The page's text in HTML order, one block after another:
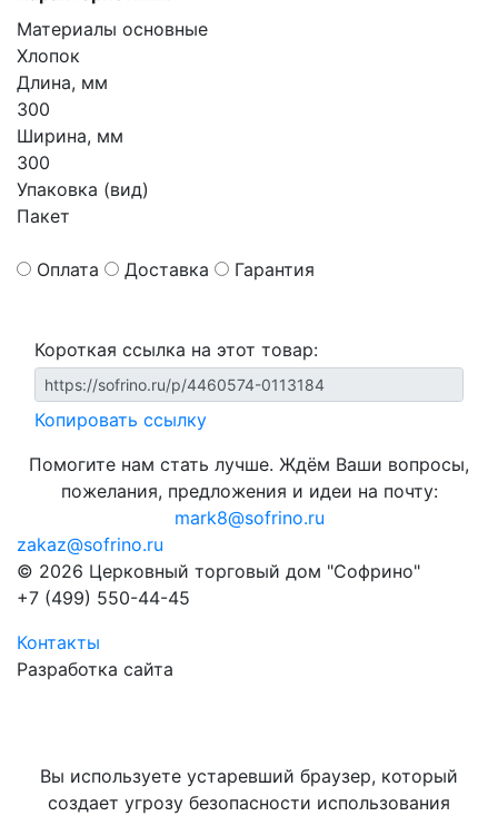
Материалы основные
Хлопок
Длина, мм
300
Ширина, мм
300
Упаковка (вид)
Пакет
Оплата Доставка Гарантия
Короткая ссылка на этот товар:
Копировать ссылку
Помогите нам стать лучше. Ждём Ваши вопросы,
пожелания, предложения и идеи на почту:
mark8@sofrino.ru
zakaz@sofrino.ru
© 2026 Церковный торговый дом "Софрино"
+7 (499) 550-44-45
Контакты
Разработка сайта
Вы используете устаревший браузер, который
создает угрозу безопасности использования